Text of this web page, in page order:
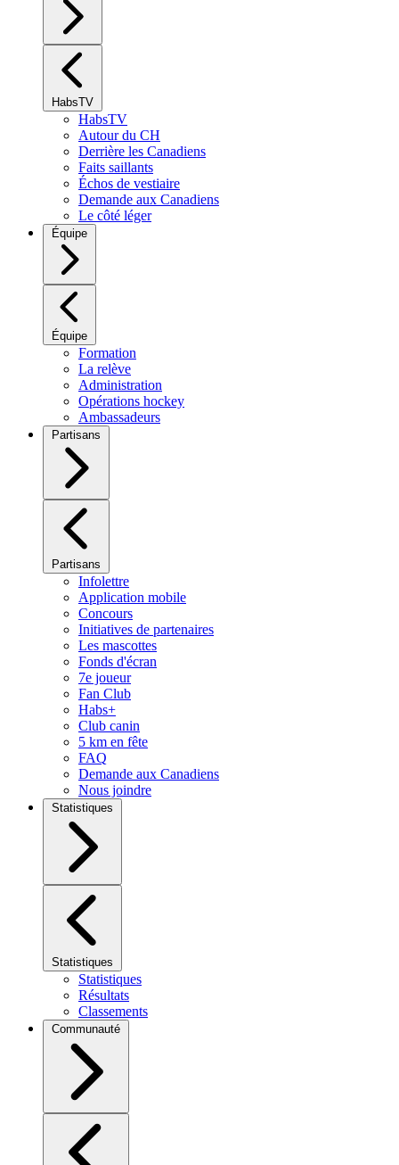
HabsTV
HabsTV
Autour du CH
Derrière les Canadiens
Faits saillants
Échos de vestiaire
Demande aux Canadiens
Le côté léger
Équipe
Équipe
Formation
La relève
Administration
Opérations hockey
Ambassadeurs
Partisans
Partisans
Infolettre
Application mobile
Concours
Initiatives de partenaires
Les mascottes
Fonds d'écran
7e joueur
Fan Club
Habs+
Club canin
5 km en fête
FAQ
Demande aux Canadiens
Nous joindre
Statistiques
Statistiques
Statistiques
Résultats
Classements
Communauté